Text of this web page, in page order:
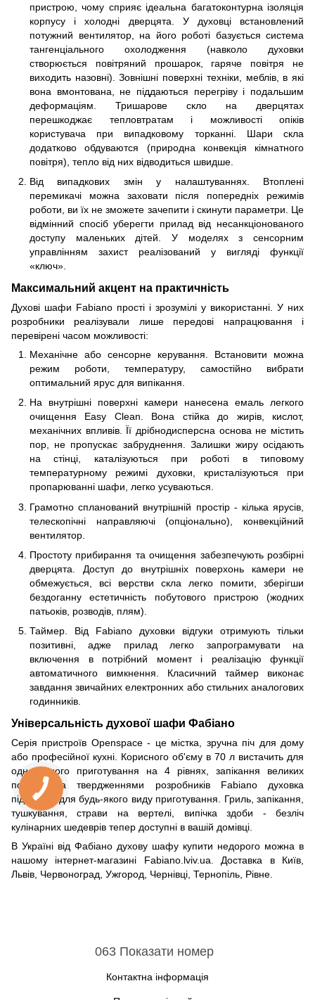
пристрою, чому сприяє ідеальна багатоконтурна ізоляція
корпусу і холодні дверцята. У духовці встановлений
потужний вентилятор, на його роботі базується система
тангенціального охолодження (навколо духовки
створюється повітряний прошарок, гаряче повітря не
виходить назовні). Зовнішні поверхні техніки, меблів, в які
вона вмонтована, не піддаються перегріву і подальшим
деформаціям. Тришарове скло на дверцятах
перешкоджає тепловтратам і можливості опіків
користувача при випадковому торканні. Шари скла
додатково обдуваются (природна конвекція кімнатного
повітря), тепло від них відводиться швидше.
Від випадкових змін у налаштуваннях. Втоплені
перемикачі можна заховати після попередніх режимів
роботи, ви їх не зможете зачепити і скинути параметри. Це
відмінний спосіб уберегти прилад від несанкціонованого
доступу маленьких дітей. У моделях з сенсорним
управлінням захист реалізований у вигляді функції
«ключ».
Максимальний акцент на практичність
Духові шафи Fabiano прості і зрозумілі у використанні. У них
розробники реалізували лише передові напрацювання і
перевірені часом можливості:
Механічне або сенсорне керування. Встановити можна
режим роботи, температуру, самостійно вибрати
оптимальний ярус для випікання.
На внутрішні поверхні камери нанесена емаль легкого
очищення Easy Clean. Вона стійка до жирів, кислот,
механічних впливів. Її дрібнодисперсна основа не містить
пор, не пропускає забруднення. Залишки жиру осідають
на стінці, каталізуються при роботі в типовому
температурному режимі духовки, кристалізуються при
пропарюванні шафи, легко усуваються.
Грамотно спланований внутрішній простір - кілька ярусів,
телескопічні направляючі (опціонально), конвекційний
вентилятор.
Простоту прибирання та очищення забезпечують розбірні
дверцята. Доступ до внутрішніх поверхонь камери не
обмежується, всі верстви скла легко помити, зберігши
бездоганну естетичність побутового пристрою (жодних
патьоків, розводів, плям).
Таймер. Від Fabiano духовки відгуки отримують тільки
позитивні, адже прилад легко запрограмувати на
включення в потрібний момент і реалізацію функції
автоматичного вимкнення. Класичний таймер виконає
завдання звичайних електронних або стильних аналогових
годинників.
Універсальність духової шафи Фабіано
Серія пристроїв Openspace - це містка, зручна піч для дому
або професійної кухні. Корисного об'єму в 70 л вистачить для
одночасного приготування на 4 рівнях, запікання великих
порцій. За твердженнями розробників Fabiano духовка
підходить для будь-якого виду приготування. Гриль, запікання,
тушкування, страви на вертелі, випічка здоби - безліч
кулінарних шедеврів тепер доступні в вашій домівці.
В Україні від Фабіано духову шафу купити недорого можна в
нашому інтернет-магазині Fabiano.lviv.ua. Доставка в Київ,
Львів, Червоноград, Ужгород, Чернівці, Тернопіль, Рівне.
063 Показати номер
Контактна інформація